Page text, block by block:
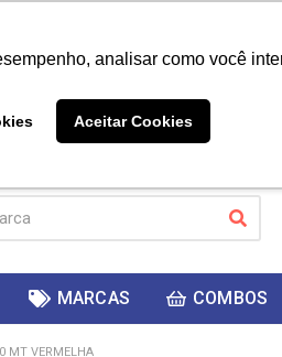
analisar como você
Aceitar Cookies
MARCAS COMBOS
MT VERMELHA